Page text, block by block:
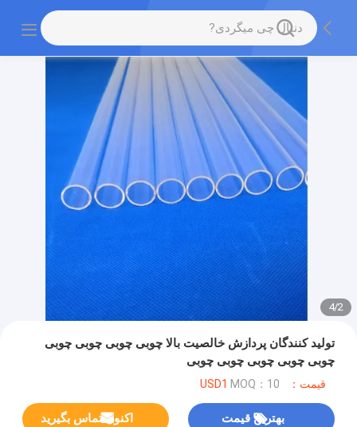
2
/
4
تولید کنندگان پردازش خالصیت بالا چوبی چوبی چوبی چوبی
چوبی چوبی چوبی چوبی چوبی
قیمت：USD1 MOQ：10
بهترین قیمت اکنون تماس بگیرید